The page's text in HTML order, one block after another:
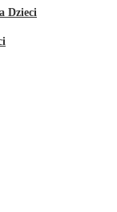
Dzieci